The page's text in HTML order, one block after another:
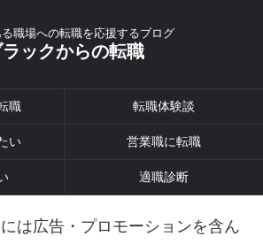
職場への転職を応援するブログ
ックからの転職
職 転職体験談
い 営業職に転職
適職診断
は広告・プロモーションを含ん